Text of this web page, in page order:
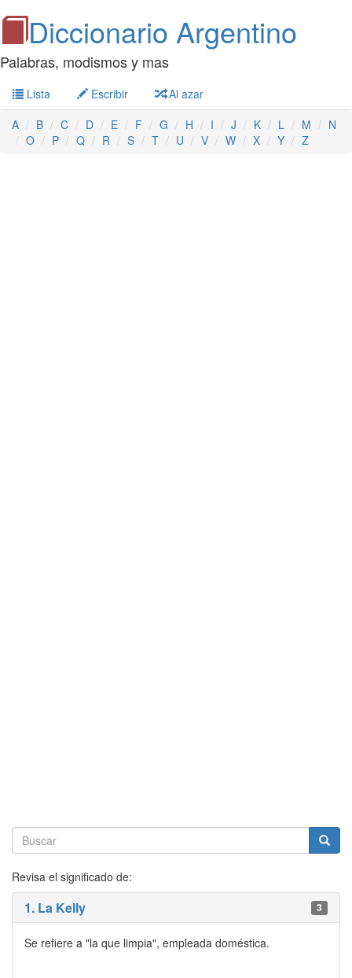
Diccionario Argentino
Palabras, modismos y mas
Lista Escribir
Al azar
A
B C D E F G H I J K L M
N
O
P Q R S T U V W X Y Z
Revisa el significado de:
1. La Kelly 3
Se refiere a "la que limpia", empleada doméstica.